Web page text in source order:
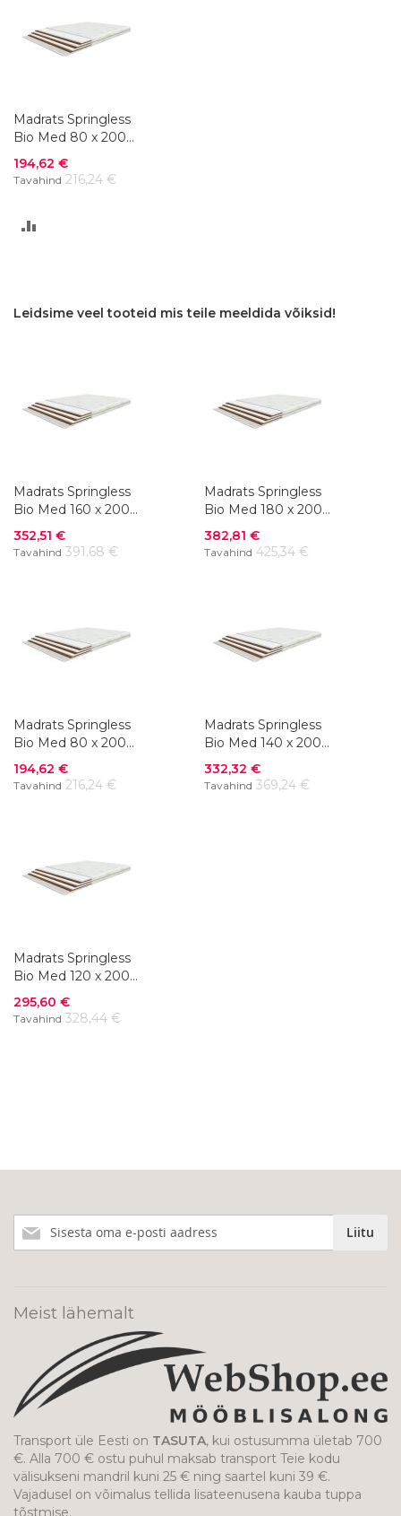
Madrats Springless
Bio Med 80 x 200
cm
Soodushind
194,62 €
Tavahind 216,24 €
Leidsime veel tooteid mis teile meeldida võiksid!
Madrats Springless
Bio Med 160 x 200
cm
Soodushind
352,51 €
Tavahind 391,68 €
Madrats Springless
Bio Med 180 x 200
cm
Soodushind
382,81 €
Tavahind 425,34 €
Madrats Springless
Bio Med 80 x 200
cm
Soodushind
194,62 €
Tavahind 216,24 €
Madrats Springless
Bio Med 140 x 200
cm
Soodushind
332,32 €
Tavahind 369,24 €
Madrats Springless
Bio Med 120 x 200
cm
Soodushind
295,60 €
Tavahind 328,44 €
meie
Liitu
Meist lähemalt
Transport üle Eesti on TASUTA, kui ostusumma ületab 700
€. Alla 700 € ostu puhul maksab transport Teie kodu
välisukseni mandril kuni 25 € ning saartel kuni 39 €.
Vajadusel on võimalus tellida lisateenusena kauba tuppa
tõstmise.